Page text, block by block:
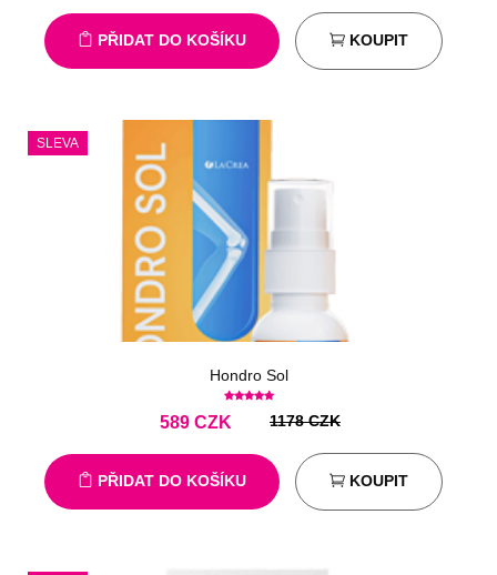
PŘIDAT DO KOŠÍKU KOUPIT
SLEVA
Hondro Sol
CZK
589 1178 CZK
PŘIDAT DO KOŠÍKU KOUPIT